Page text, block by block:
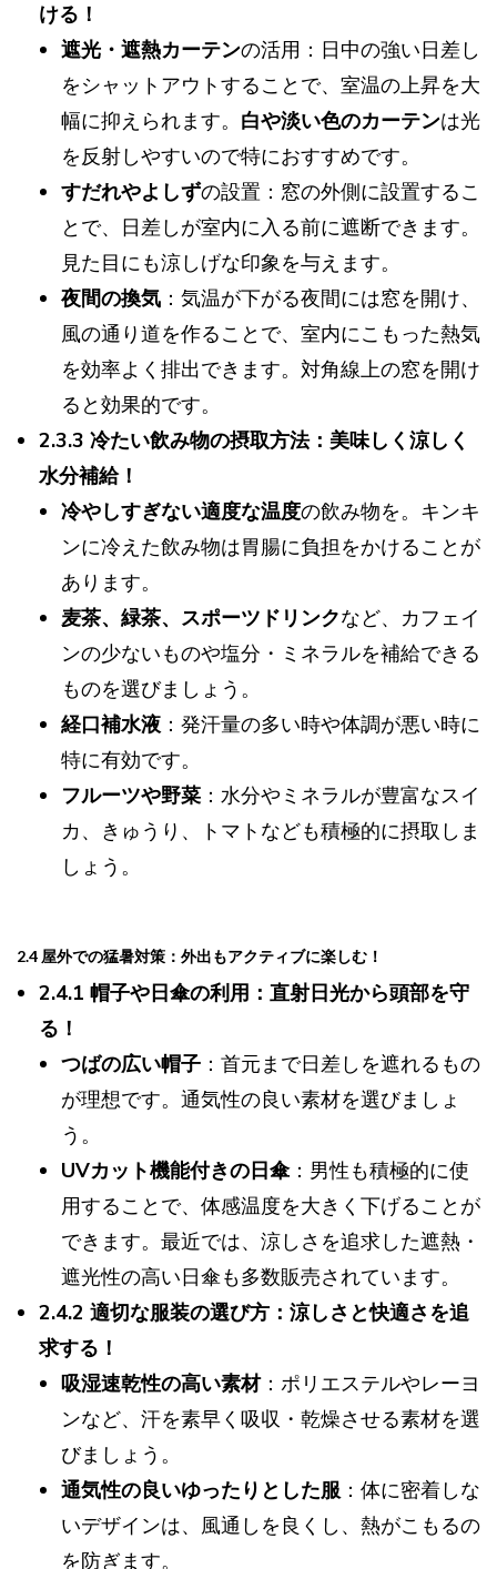
ける！
遮光・遮熱カーテンの活用：日中の強い日差し
をシャットアウトすることで、室温の上昇を大
幅に抑えられます。 白や淡い色のカーテンは光
を反射しやすいので特におすすめです。
すだれやよしずの設置：窓の外側に設置するこ
とで、日差しが室内に入る前に遮断できます。
見た目にも涼しげな印象を与えます。
夜間の換気 ：気温が下がる夜間には窓を開け、
風の通り道を作ることで、室内にこもった熱気
を効率よく排出できます。対角線上の窓を開け
ると効果的です。
2.3.3 冷たい飲み物の摂取方法：美味しく涼しく
水分補給！
冷やしすぎない適度な温度の飲み物を。キンキ
ンに冷えた飲み物は胃腸に負担をかけることが
あります。
麦茶、緑茶、スポーツドリンクなど、カフェイ
ンの少ないものや塩分・ミネラルを補給できる
ものを選びましょう。
経口補水液：発汗量の多い時や体調が悪い時に
特に有効です。
フルーツや野菜 ：水分やミネラルが豊富なスイ
カ、きゅうり、トマトなども積極的に摂取しま
しょう。
2.4 屋外での猛暑対策：外出もアクティブに楽しむ！
2.4.1 帽子や日傘の利用：直射日光から頭部を守
る！
つばの広い帽子 ：首元まで日差しを遮れるもの
が理想です。通気性の良い素材を選びましょ
う。
UVカット機能付きの日傘：男性も積極的に使
用することで、体感温度を大きく下げることが
できます。最近では、涼しさを追求した遮熱・
遮光性の高い日傘も多数販売されています。
2.4.2 適切な服装の選び方：涼しさと快適さを追
求する！
吸湿速乾性の高い素材：ポリエステルやレーヨ
ンなど、汗を素早く吸収・乾燥させる素材を選
びましょう。
通気性の良いゆったりとした服：体に密着しな
いデザインは、風通しを良くし、熱がこもるの
を防ぎます。